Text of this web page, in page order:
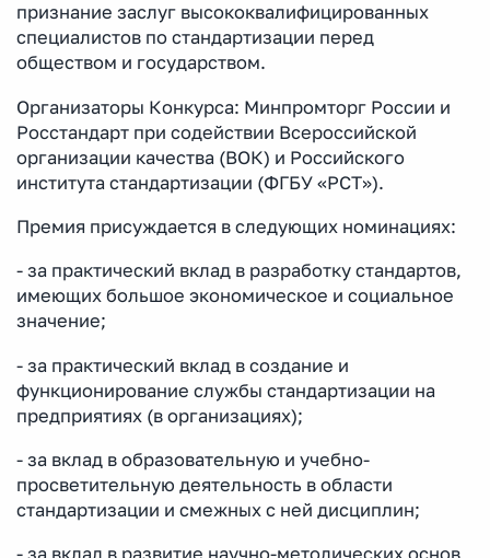
признание заслуг высококвалифицированных
специалистов по стандартизации перед
обществом и государством.
Организаторы Конкурса: Минпромторг России и
Росстандарт при содействии Всероссийской
организации качества (ВОК) и Российского
института стандартизации (ФГБУ «РСТ»).
Премия присуждается в следующих номинациях:
- за практический вклад в разработку стандартов,
имеющих большое экономическое и социальное
значение;
- за практический вклад в создание и
функционирование службы стандартизации на
предприятиях (в организациях);
- за вклад в образовательную и учебно-
просветительную деятельность в области
стандартизации и смежных с ней дисциплин;